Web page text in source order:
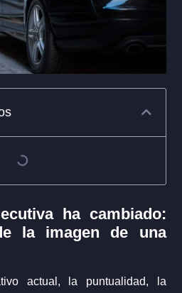
ha cambiado:
la imagen de una
actual, la puntualidad, la